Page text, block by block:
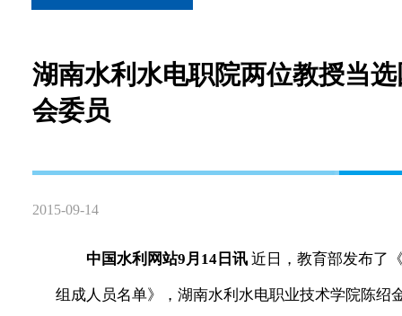
湖南水利水电职院两位教授当
会委员
2015-09-14
中国水利网站9月14日讯 近日，教育部发布了
组成人员名单》，湖南水利水电职业技术学院陈